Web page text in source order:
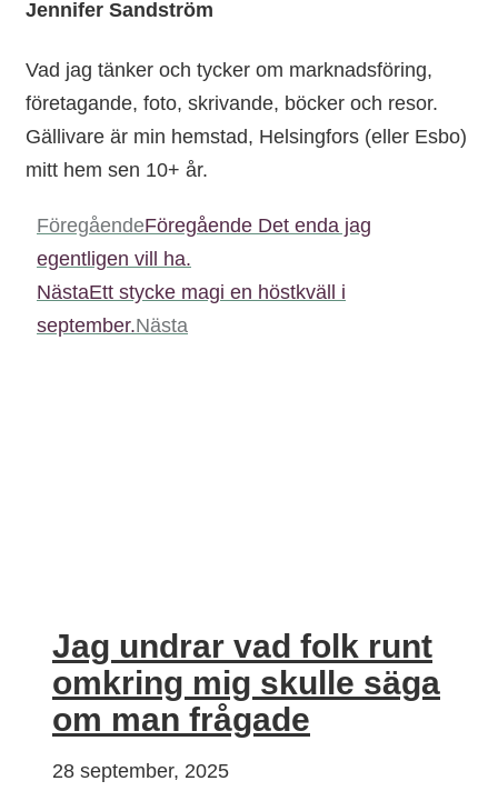
Jennifer Sandström
Vad jag tänker och tycker om marknadsföring,
företagande, foto, skrivande, böcker och resor.
Gällivare är min hemstad, Helsingfors (eller Esbo)
mitt hem sen 10+ år.
FöregåendeFöregående Det enda jag
egentligen vill ha.
NästaEtt stycke magi en höstkväll i
september.Nästa
Jag undrar vad folk runt
omkring mig skulle säga
om man frågade
28 september, 2025